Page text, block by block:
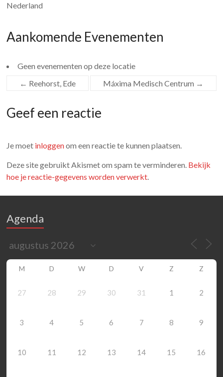
Nederland
Aankomende Evenementen
Geen evenementen op deze locatie
← Reehorst, Ede Máxima Medisch Centrum →
Geef een reactie
Je moet inloggenom een reactie te kunnen plaatsen.
Deze site gebruikt Akismet om spam te verminderen. Bekijk
hoe je reactie-gegevens worden verwerkt.
Agenda
M D W D V Z Z
27 28 29 30 31 1 2
3 4 5 6 7 8 9
10 11 12 13 14 15 16